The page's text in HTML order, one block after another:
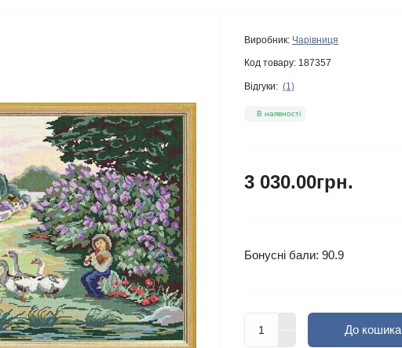
Виробник: Чарівниця
Код товару: 187357
Відгуки: (1)
В наявності
3 030.00грн.
Бонусні бали: 90.9
До кошика